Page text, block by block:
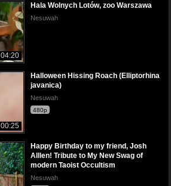
04:20
Hala Wolnych Lotów, zoo Warszawa
Nesuwah
00:25
Halloween Hissing Roach (Elliptorhina
javanica)
Nesuwah
480p
Happy Birthday to my friend, Josh
Alllen! Tribute to My New Swag of
modern Taoist Occultism
Nesuwah